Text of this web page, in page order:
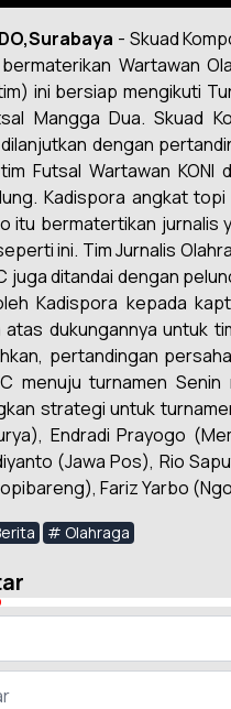
- Skuad
Wartawan
ini bersiap mengikuti
Mangga Dua. Skuad
dilanjutkan dengan
Futsal Wartawan
Kadispora angkat
itu bermatertikan jurnalis
ini. Tim Jurnalis
juga ditandai dengan
Kadispora kepada
atas dukungannya untuk
pertandingan
menuju turnamen
strategi untuk
Endradi Prayogo
(Jawa Pos), Rio
Fariz Yarbo
# Olahraga